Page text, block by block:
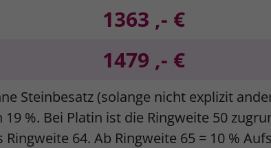
1363 ,- €
1479 ,- €
Steinbesatz (solange nicht explizit
%. Bei Platin ist die Ringweite 50
64. Ab Ringweite 65 = 10 %